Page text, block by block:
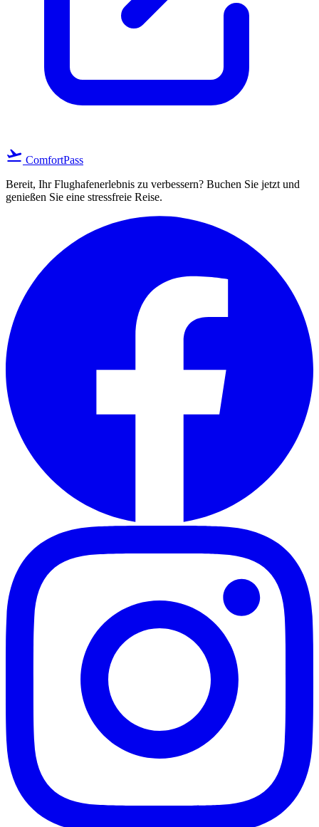
flight_takeoff ComfortPass
Bereit, Ihr Flughafenerlebnis zu verbessern? Buchen Sie jetzt und
genießen Sie eine stressfreie Reise.